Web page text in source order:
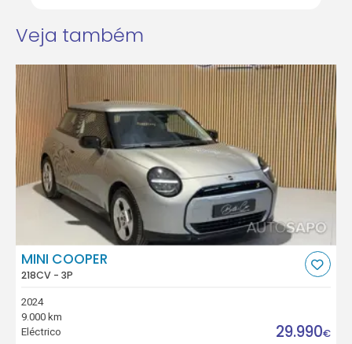
Veja também
MINI COOPER
218CV - 3P
2024
9.000 km
Eléctrico
29.990€